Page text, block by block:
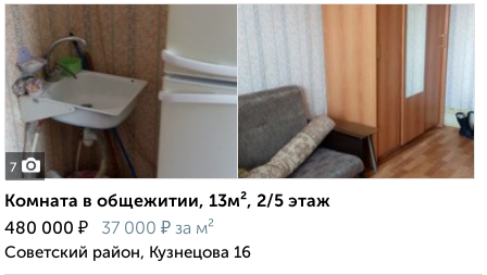
7
Комната в общежитии, 13м², 2/5 этаж
480 000 ₽ 37 000 ₽ за м²
Советский район, Кузнецова 16